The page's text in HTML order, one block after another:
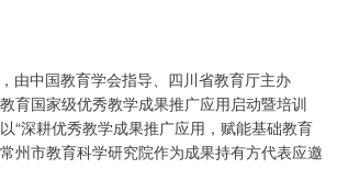
由中国教育学会指导、四川省教育厅主办
育国家级优秀教学成果推广应用启动暨培训
“深耕优秀教学成果推广应用，赋能基础教育
州市教育科学研究院作为成果持有方代表应邀